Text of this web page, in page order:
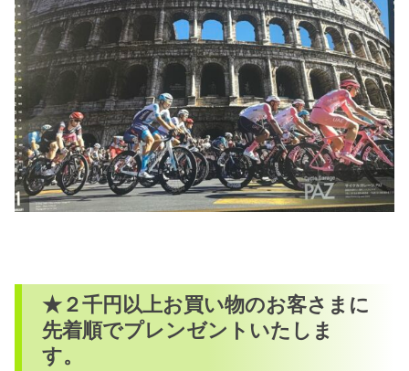
★２千円以上お買い物のお客さまに
先着順でプレンゼントいたしま
す。